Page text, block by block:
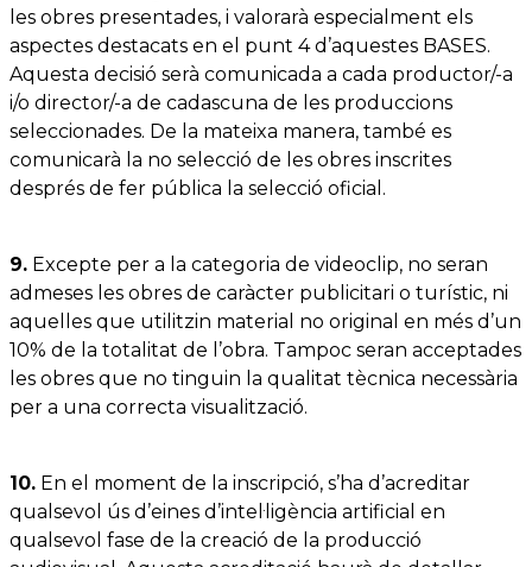
les obres presentades, i valorarà especialment els
aspectes destacats en el punt 4 d’aquestes BASES.
Aquesta decisió serà comunicada a cada productor/-a
i/o director/-a de cadascuna de les produccions
seleccionades. De la mateixa manera, també es
comunicarà la no selecció de les obres inscrites
després de fer pública la selecció oficial.
9. Excepte per a la categoria de videoclip, no seran
admeses les obres de caràcter publicitari o turístic, ni
aquelles que utilitzin material no original en més d’un
10% de la totalitat de l’obra. Tampoc seran acceptades
les obres que no tinguin la qualitat tècnica necessària
per a una correcta visualització.
10. En el moment de la inscripció, s’ha d’acreditar
qualsevol ús d’eines d’intel·ligència artificial en
qualsevol fase de la creació de la producció